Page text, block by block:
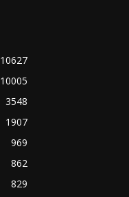
10627
10005
3548
1907
969
862
829